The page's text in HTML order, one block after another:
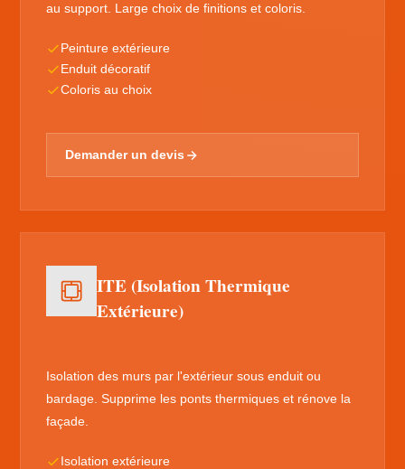
au support. Large choix de finitions et coloris.
Peinture extérieure
Enduit décoratif
Coloris au choix
Demander un devis
ITE (Isolation Thermique
Extérieure)
Isolation des murs par l'extérieur sous enduit ou
bardage. Supprime les ponts thermiques et rénove la
façade.
Isolation extérieure